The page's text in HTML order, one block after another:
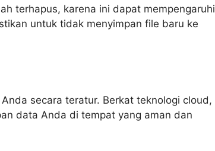
terhapus, karena ini dapat mempengaruhi
untuk tidak menyimpan file baru ke
secara teratur. Berkat teknologi cloud,
data Anda di tempat yang aman dan